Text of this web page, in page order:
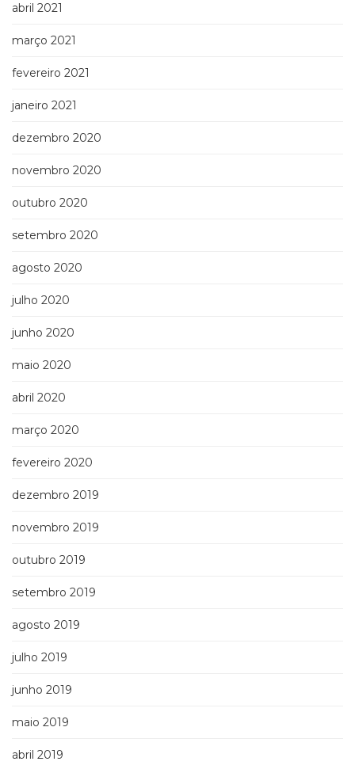
abril 2021
março 2021
fevereiro 2021
janeiro 2021
dezembro 2020
novembro 2020
outubro 2020
setembro 2020
agosto 2020
julho 2020
junho 2020
maio 2020
abril 2020
março 2020
fevereiro 2020
dezembro 2019
novembro 2019
outubro 2019
setembro 2019
agosto 2019
julho 2019
junho 2019
maio 2019
abril 2019